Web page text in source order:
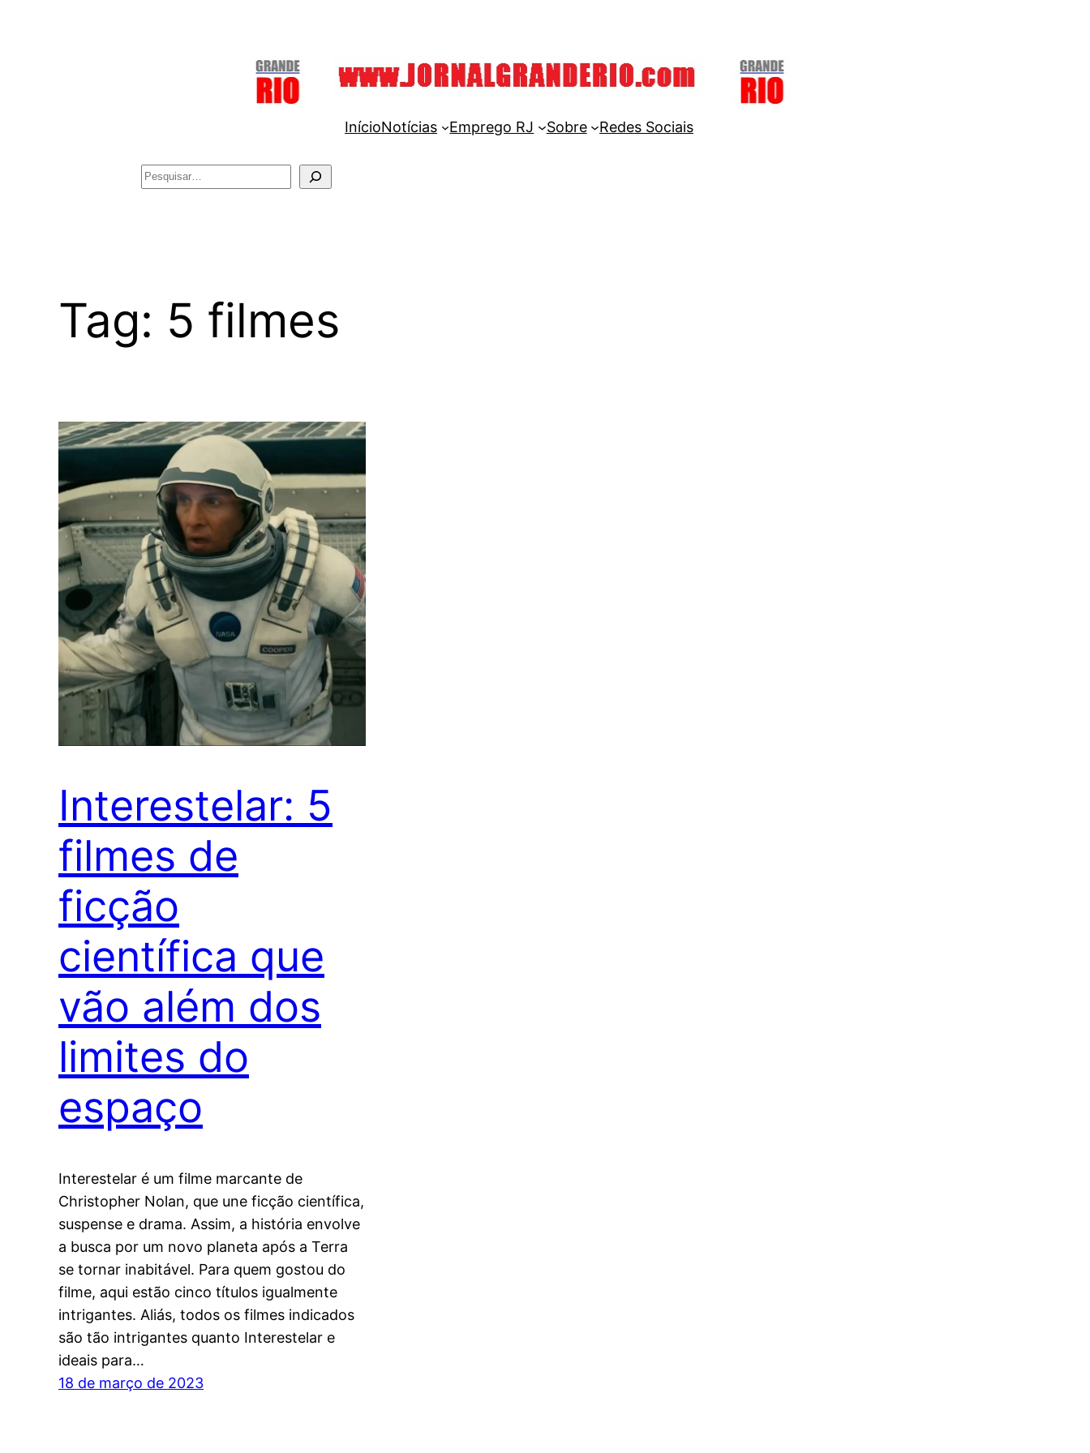
InícioNotícias Emprego RJ Sobre Redes Sociais
Tag: 5 filmes
Interestelar: 5
filmes de
ficção
científica que
vão além dos
limites do
espaço
Interestelar é um filme marcante de
Christopher Nolan, que une ficção científica,
suspense e drama. Assim, a história envolve
a busca por um novo planeta após a Terra
se tornar inabitável. Para quem gostou do
filme, aqui estão cinco títulos igualmente
intrigantes. Aliás, todos os filmes indicados
são tão intrigantes quanto Interestelar e
ideais para…
18 de março de 2023